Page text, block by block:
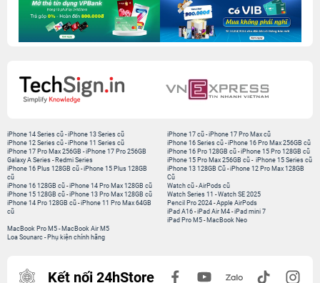
iPhone 14 Series cũ -iPhone 13 Series cũ
iPhone 12 Series cũ -iPhone 11 Series cũ
iPhone 17 Pro Max 256GB -iPhone 17 Pro 256GB
Galaxy A Series - Redmi Series
iPhone 17 cũ -iPhone 17 Pro Max cũ
iPhone 16 Series cũ - iPhone 16 Pro Max 256GB cũ
iPhone 16 Pro 128GB cũ -iPhone 15 Pro 128GB cũ
iPhone 15 Pro Max 256GB cũ - iPhone 15 Series cũ
iPhone 16 Plus 128GB cũ -iPhone 15 Plus 128GB
cũ
iPhone 16 128GB cũ -iPhone 14 Pro Max 128GB cũ
iPhone 15 128GB cũ -iPhone 13 Pro Max 128GB cũ
iPhone 14 Pro 128GB cũ -iPhone 11 Pro Max 64GB
cũ
iPhone 13 128GB Cũ -iPhone 12 Pro Max 128GB
Cũ
Watch cũ -AirPods cũ
Watch Series 11 -Watch SE 2025
Pencil Pro 2024 -Apple AirPods
iPad A16 -iPad Air M4 -iPad mini 7
iPad Pro M5 - MacBook Neo
MacBook Pro M5 - MacBook Air M5
Loa Sounarc - Phụ kiện chính hãng
Kết nối 24hStore